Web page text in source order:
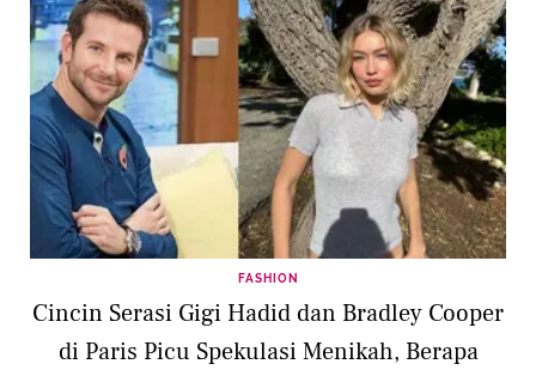
FASHION
Cincin Serasi Gigi Hadid dan Bradley Cooper
di Paris Picu Spekulasi Menikah, Berapa